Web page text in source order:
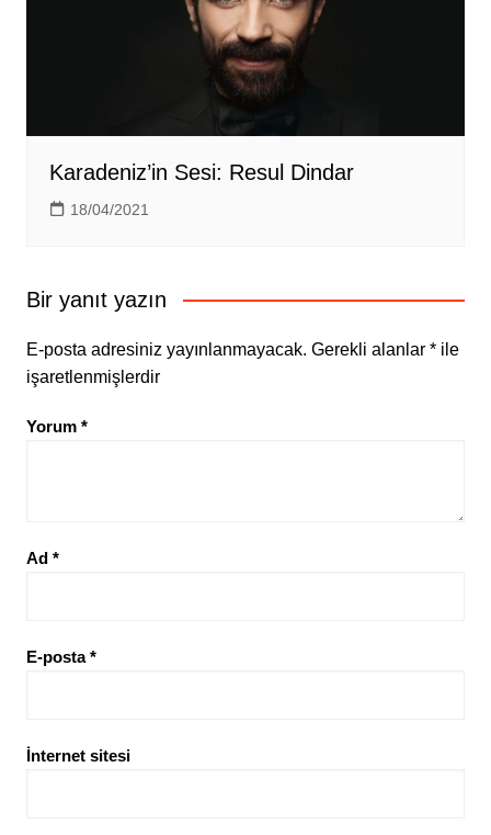
Karadeniz’in Sesi: Resul Dindar
18/04/2021
Bir yanıt yazın
E-posta adresiniz yayınlanmayacak. Gerekli alanlar *ile
işaretlenmişlerdir
Yorum *
Ad *
E-posta*
İnternet sitesi